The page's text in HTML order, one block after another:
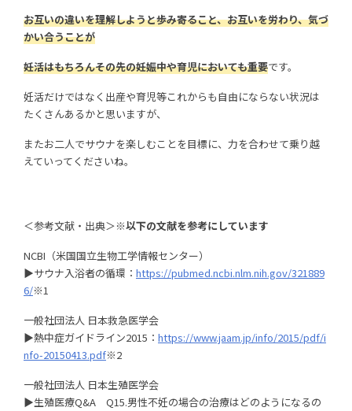
お互いの違いを理解しようと歩み寄ること、お互いを労わり、気づ
かい合うことが
妊活はもちろんその先の妊娠中や育児においても重要です。
妊活だけではなく出産や育児等これからも自由にならない状況は
たくさんあるかと思いますが、
またお二人でサウナを楽しむことを目標に、力を合わせて乗り越
えていってくださいね。
＜参考文献・出典＞※以下の文献を参考にしています
NCBI（米国国立生物工学情報センター）
▶サウナ入浴者の循環： https://pubmed.ncbi.nlm.nih.gov/321889
6/※1
一般社団法人 日本救急医学会
▶熱中症ガイドライン2015： https://www.jaam.jp/info/2015/pdf/i
nfo-20150413.pdf※2
一般社団法人 日本生殖医学会
▶生殖医療Q&A Q15.男性不妊の場合の治療はどのようになるの